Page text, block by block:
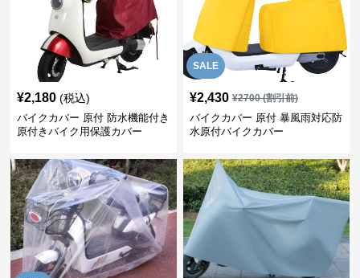
¥2,180 (税込)
バイクカバー 原付 防水機能付き
原付きバイク用保護カバー
SALE
¥2,430 ¥2700(割引前)
バイクカバー 原付 暴風雨対応防
水原付バイクカバー